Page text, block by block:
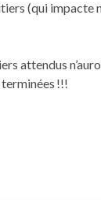
(qui impacte
attendus
!!!